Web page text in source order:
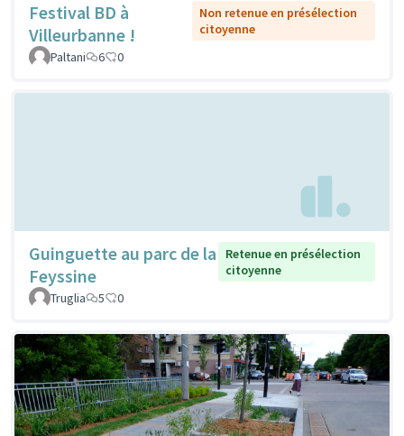
Festival BD à
Villeurbanne !
Non retenue en présélection
citoyenne
Paltani
6 0
Guinguette au parc de la
Feyssine
Retenue en présélection
citoyenne
Truglia
5 0